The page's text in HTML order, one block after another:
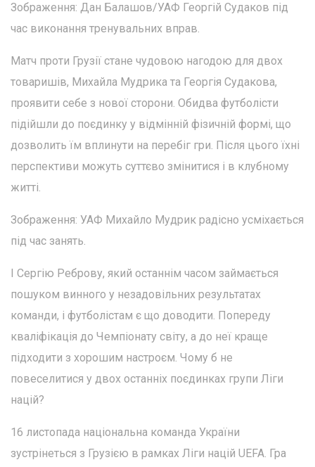
Зображення: Дан Балашов/УАФ Георгій Судаков під
час виконання тренувальних вправ.
Матч проти Грузії стане чудовою нагодою для двох
товаришів, Михайла Мудрика та Георгія Судакова,
проявити себе з нової сторони. Обидва футболісти
підійшли до поєдинку у відмінній фізичній формі, що
дозволить їм вплинути на перебіг гри. Після цього їхні
перспективи можуть суттєво змінитися і в клубному
житті.
Зображення: УАФ Михайло Мудрик радісно усміхається
під час занять.
І Сергію Реброву, який останнім часом займається
пошуком винного у незадовільних результатах
команди, і футболістам є що доводити. Попереду
кваліфікація до Чемпіонату світу, а до неї краще
підходити з хорошим настроєм. Чому б не
повеселитися у двох останніх поєдинках групи Ліги
націй?
16 листопада національна команда України
зустрінеться з Грузією в рамках Ліги націй UEFA. Гра